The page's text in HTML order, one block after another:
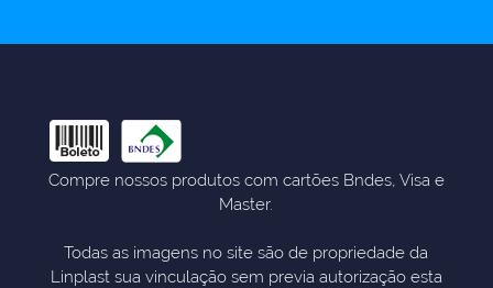
Compre nossos produtos com cartões Bndes, Visa e
Master.
Todas as imagens no site são de propriedade da
Linplast sua vinculação sem previa autorização esta